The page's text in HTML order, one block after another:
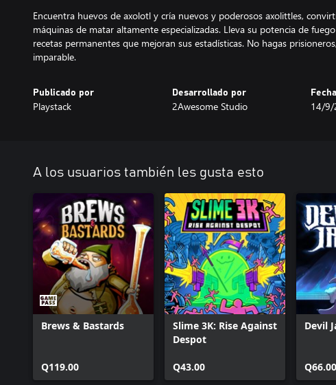
Encuentra huevos de axolotl y cría nuevos y poderosos axolittles,
máquinas de matar altamente especializadas. Lleva su potencia de
recetas permanentes que mejoran sus estadísticas. No hagas
imparable.
Publicado por
Playstack
Desarrollado por
2Awesome Studio 14/9/
A los usuarios también les gusta esto
Brews & Bastards
Q119.00
Slime 3K: Rise Against
Despot
Q43.00
Devil
Q66.00